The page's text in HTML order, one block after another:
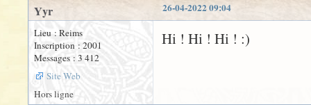
26-04-2022 09:04
Yyr
Lieu : Reims
Inscription : 2001
Messages : 3 412
Site Web
Hi ! Hi ! Hi ! :)
Hors ligne